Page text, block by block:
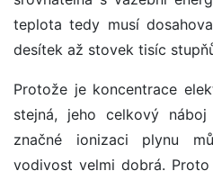
teplota tedy musí
desítek až stovek tisíc
Protože je koncentrace
stejná, jeho celkový
značné ionizaci plynu
vodivost velmi dobrá.